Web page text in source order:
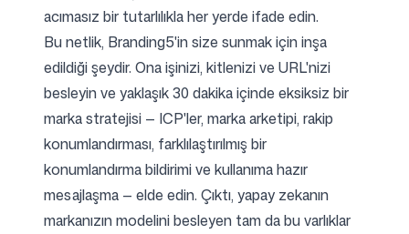
acımasız bir tutarlılıkla her yerde ifade edin.
Bu netlik, Branding5'in size sunmak için inşa
edildiği şeydir. Ona işinizi, kitlenizi ve URL'nizi
besleyin ve yaklaşık 30 dakika içinde eksiksiz bir
marka stratejisi — ICP'ler, marka arketipi, rakip
konumlandırması, farklılaştırılmış bir
konumlandırma bildirimi ve kullanıma hazır
mesajlaşma — elde edin. Çıktı, yapay zekanın
markanızın modelini besleyen tam da bu varlıklar